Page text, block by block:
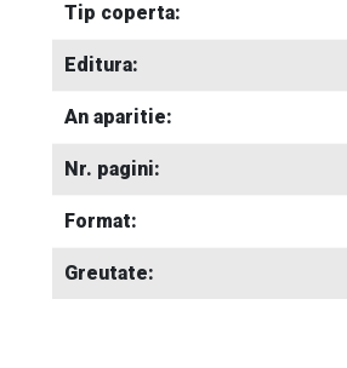
Tip coperta:
Editura:
An aparitie:
Nr. pagini:
Format:
Greutate: